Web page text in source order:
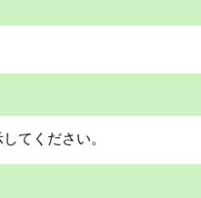
てください。